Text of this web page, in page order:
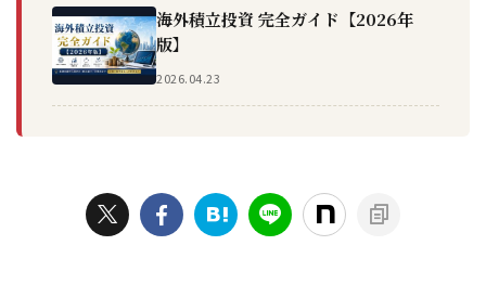
海外積立投資 完全ガイド【2026年
版】
2026.04.23